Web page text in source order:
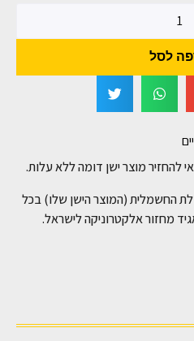
לסל
להחזיר מוצר ישן דומה ללא עלות.
החשמלית (המוצר הישן שלו) בכל
מחזור אלקטרוניקה לישראל.